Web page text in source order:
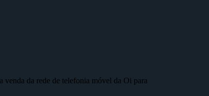
da rede de telefonia móvel da Oi para